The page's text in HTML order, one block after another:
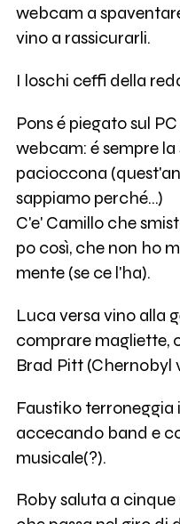
webcam a
vino a rassicurarli.
I loschi ceffi della
Pons é piegato sul
webcam: é sempre
pacioccona
sappiamo perché...)
C'e' Camillo che
po così, che non ho
mente (se ce l'ha).
Luca versa vino alla
comprare magliette,
Brad Pitt (Chernobyl
Faustiko terroneggia
accecando band e
musicale(?).
Roby saluta a